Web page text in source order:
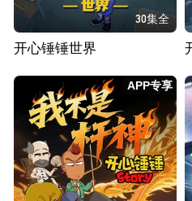
30集全
开心锤锤世界
APP专享